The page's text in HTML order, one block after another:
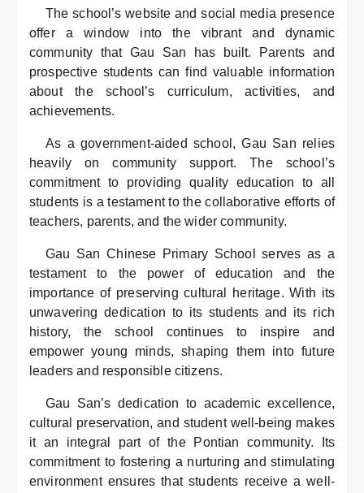
The school’s website and social media presence
offer a window into the vibrant and dynamic
community that Gau San has built. Parents and
prospective students can find valuable information
about the school’s curriculum, activities, and
achievements.
As a government-aided school, Gau San relies
heavily on community support. The school’s
commitment to providing quality education to all
students is a testament to the collaborative efforts of
teachers, parents, and the wider community.
Gau San Chinese Primary School serves as a
testament to the power of education and the
importance of preserving cultural heritage. With its
unwavering dedication to its students and its rich
history, the school continues to inspire and
empower young minds, shaping them into future
leaders and responsible citizens.
Gau San’s dedication to academic excellence,
cultural preservation, and student well-being makes
it an integral part of the Pontian community. Its
commitment to fostering a nurturing and stimulating
environment ensures that students receive a well-